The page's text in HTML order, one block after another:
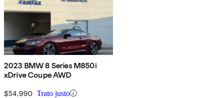
2023 BMW 8 Series M850i
xDrive Coupe AWD
$54,990 Trato justo